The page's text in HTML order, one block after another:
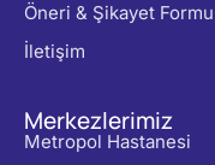
Öneri & Şikayet Formu
İletişim
Merkezlerimiz
Metropol Hastanesi